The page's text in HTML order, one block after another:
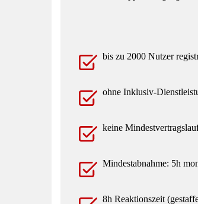
bis zu 2000 Nutzer
ohne Inklusiv-
keine
Mindestabnahme: 5h
8h Reaktionszeit